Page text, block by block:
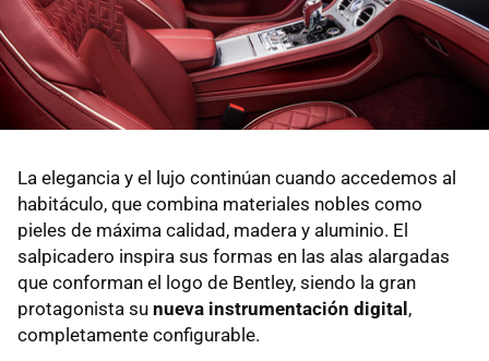
La elegancia y el lujo continúan cuando accedemos al
habitáculo, que combina materiales nobles como
pieles de máxima calidad, madera y aluminio. El
salpicadero inspira sus formas en las alas alargadas
que conforman el logo de Bentley, siendo la gran
protagonista su nueva instrumentación digital ,
completamente configurable.